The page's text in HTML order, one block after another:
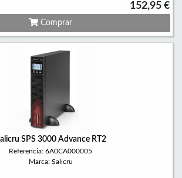
152,95 €
Comprar
SPS 3000 Advance RT2
Referencia: 6A0CA000005
Marca: Salicru